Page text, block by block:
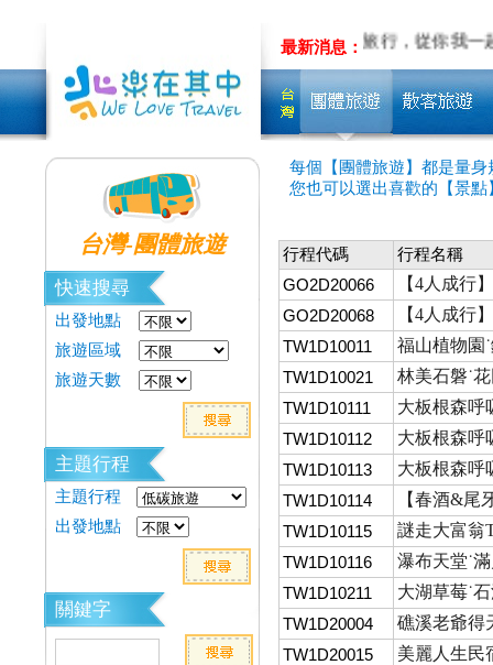
最新消息：
量身&客製旅遊~先聊聊吧!!低碳旅行，從你我一
台灣-團體旅遊
快速搜尋
出發地點
旅遊區域
旅遊天數
主題行程
主題行程
出發地點
關鍵字
每個【團體旅遊】都是量
您也可以選出喜歡的【景
行程代碼
行程名稱
GO2D20066
【4人成行
GO2D20068
【4人成行
TW1D10011
福山植物園
TW1D10021
林美石磐˙
TW1D10111
大板根森呼
TW1D10112
大板根森呼
TW1D10113
大板根森呼
TW1D10114
【春酒&尾
TW1D10115
謎走大富翁
TW1D10116
瀑布天堂˙
TW1D10211
大湖草莓˙
TW1D20004
礁溪老爺得
TW1D20015
美麗人生民